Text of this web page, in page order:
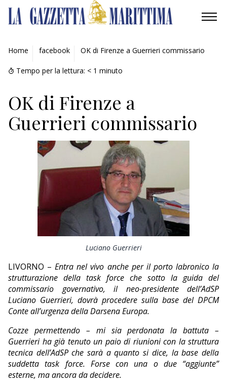
AMBIENTE
MOBILITÀ
INDUSTRIA
RICERCA
ECONOMIA
TURISMO
CULTURA
Home facebook OK di Firenze a Guerrieri commissario
Tempo per la lettura: < 1 minuto
OK di Firenze a
Guerrieri commissario
Luciano Guerrieri
LIVORNO –Entra nel vivo anche per il porto labronico la
strutturazione della task force che sotto la guida del
commissario governativo, il neo-presidente dell’AdSP
Luciano Guerrieri, dovrà procedere sulla base del DPCM
Conte all’urgenza della Darsena Europa.
Cozze permettendo – mi sia perdonata la battuta –
Guerrieri ha già tenuto un paio di riunioni con la struttura
tecnica dell’AdSP che sarà a quanto si dice, la base della
suddetta task force. Forse con una o due “aggiunte”
esterne, ma ancora da decidere.